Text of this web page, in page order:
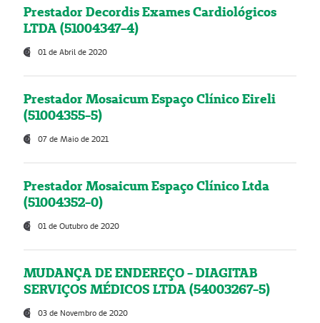
Prestador Decordis Exames Cardiológicos
LTDA (51004347-4)
01 de Abril de 2020
Prestador Mosaicum Espaço Clínico Eireli
(51004355-5)
07 de Maio de 2021
Prestador Mosaicum Espaço Clínico Ltda
(51004352-0)
01 de Outubro de 2020
MUDANÇA DE ENDEREÇO - DIAGITAB
SERVIÇOS MÉDICOS LTDA (54003267-5)
03 de Novembro de 2020